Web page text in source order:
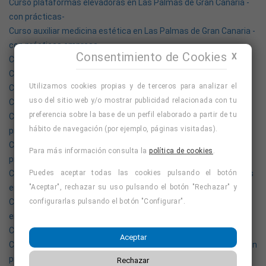
Curso plataformas elevadoras en Las Palmas de Gran Canaria -
con prácticas-
Curso auxiliar medicina estética en Las Palmas de Gran Canaria -
con prácticas empresa-
Carnet de recogepedidos -con prácticas-
Curso manipulador de alimentos en Las Palmas de Gran Canaria
Curso dependiente/a de comercio en Las Palmas de Gran
Canaria -con prácticas-
Curso puente grua en Las Palmas de Gran Canaria -con
prácticas-
Curso quiromasajista en Las Palmas de Gran Canaria -con
prácticas empresa-
Curso de limpieza en Las Palmas de Gran Canaria -con prácticas
empresa-
Curso python en Las Palmas de Gran Canaria -con prácticas
empresa-
Curso de péndulo hebreo en Las Palmas de Gran Canaria
Curso recepcionista de hotel en Las Palmas de Gran Canaria -con
prácticas-
X
Consentimiento de Cookies
Utilizamos cookies propias y de terceros para analizar el
uso del sitio web y/o mostrar publicidad relacionada con tu
preferencia sobre la base de un perfil elaborado a partir de tu
hábito de navegación (por ejemplo, páginas visitadas).
Para más información consulta lapolítica de cookies .
Puedes aceptar todas las cookies pulsando el botón
"Aceptar", rechazar su uso pulsando el botón "Rechazar" y
configurarlas pulsando el botón "Configurar".
Aceptar
Rechazar